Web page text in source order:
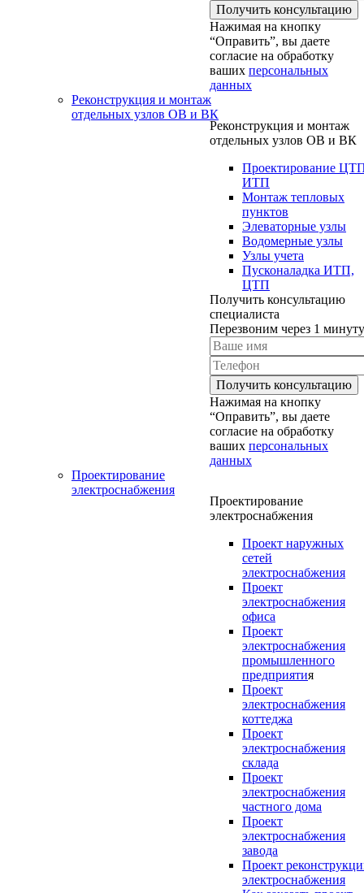
Нажимая на кнопку
“Оправить”, вы даете
согласие на обработку
ваших персональных
данных
Реконструкция и монтаж
отдельных узлов ОВ и ВК
Реконструкция и монтаж
отдельных узлов ОВ и ВК
Проектирование
ИТП
Монтаж тепловых
пунктов
Элеваторные узлы
Водомерные узлы
Узлы учета
Пусконаладка ИТП,
ЦТП
Получить консультацию
специалиста
Перезвоним через 1 минуту
Нажимая на кнопку
“Оправить”, вы даете
согласие на обработку
ваших персональных
данных
Проектирование
электроснабжения
Проектирование
электроснабжения
Проект наружных
сетей
электроснабжения
Проект
электроснабжения
офиса
Проект
электроснабжения
промышленного
предприятия
Проект
электроснабжения
коттеджа
Проект
электроснабжения
склада
Проект
электроснабжения
частного дома
Проект
электроснабжения
завода
Проект
электроснабжения